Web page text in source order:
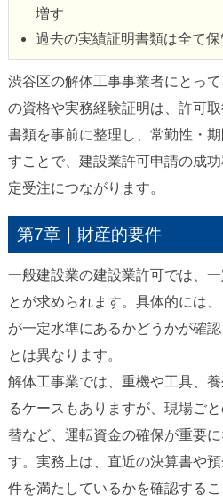
増す
過去の実績証明書類は全て保
渋谷区の解体工事事業者にとっ
の資格や実務経験証明は、許可取
書類を事前に整理し、常勤性・
すことで、建設業許可申請の成
定受注につながります。
第7章｜財産的要件
一般建設業の建設業許可では、
とが求められます。具体的には
が一定水準にあるかどうかが確
とは異なります。
解体工事業では、重機や工具、
るケースもありますが、現場ご
替など、運転資金の確保が重要
す。実務上は、直近の決算書や
件を満たしているかを確認するこ